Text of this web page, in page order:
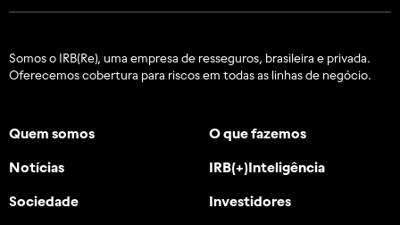
Somos o IRB(Re), uma empresa de resseguros, brasileira e privada.
Oferecemos cobertura para riscos em todas as linhas de negócio.
Quem somos O que fazemos
Notícias IRB(+)Inteligência
Sociedade Investidores